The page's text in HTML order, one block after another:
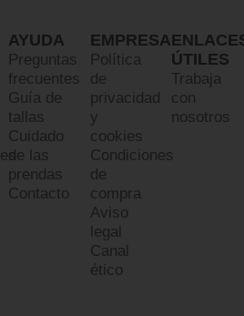
AYUDA
Preguntas
frecuentes
Guía de
tallas
Cuidado
de las
prendas
Contacto
EMPRESA
Política
de
privacidad
y
cookies
Condiciones
de
compra
Aviso
legal
Canal
ético
ÚTILES
Trabaja
con
nosotros